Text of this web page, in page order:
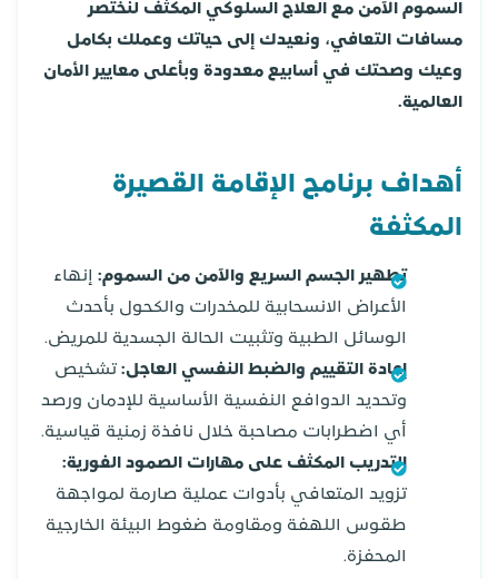
السموم الآمن مع العلاج السلوكي المكثف لنختصر
مسافات التعافي، ونعيدك إلى حياتك وعملك بكامل
وعيك وصحتك في أسابيع معدودة وبأعلى معايير الأمان
العالمية.
أهداف برنامج الإقامة القصيرة
المكثفة
تطهير الجسم السريع والآمن من السموم:إنهاء
الأعراض الانسحابية للمخدرات والكحول بأحدث
الوسائل الطبية وتثبيت الحالة الجسدية للمريض.
إعادة التقييم والضبط النفسي العاجل:تشخيص
وتحديد الدوافع النفسية الأساسية للإدمان ورصد
أي اضطرابات مصاحبة خلال نافذة زمنية قياسية.
التدريب المكثف على مهارات الصمود الفورية:
تزويد المتعافي بأدوات عملية صارمة لمواجهة
طقوس اللهفة ومقاومة ضغوط البيئة الخارجية
المحفزة.